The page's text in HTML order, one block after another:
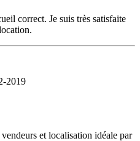
correct. Je suis très satisfaite
2019
et localisation idéale par